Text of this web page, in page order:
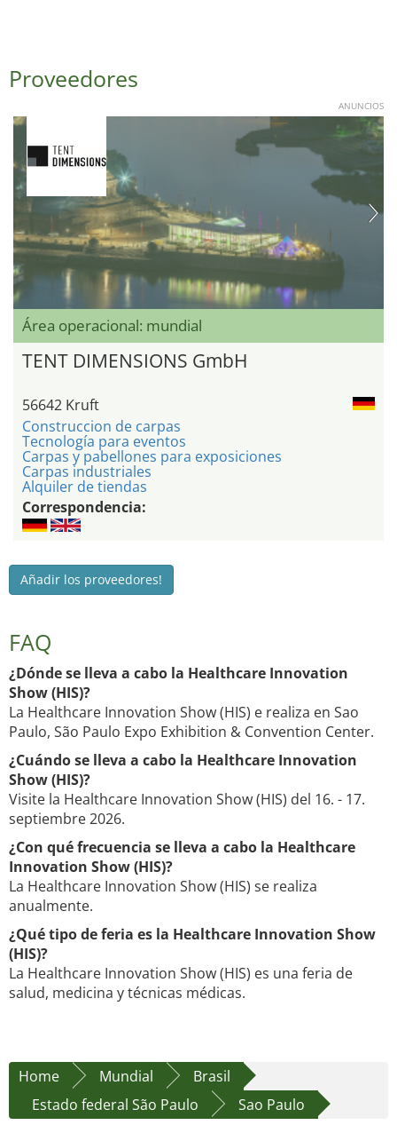
Proveedores
ANUNCIOS
Área operacional: mundial
TENT DIMENSIONS GmbH
56642 Kruft
Construccion de carpas
Tecnología para eventos
Carpas y pabellones para exposiciones
Carpas industriales
Alquiler de tiendas
Correspondencia:
Añadir los proveedores!
FAQ
¿Dónde se lleva a cabo la Healthcare Innovation
Show (HIS)?
La Healthcare Innovation Show (HIS) e realiza en Sao
Paulo, São Paulo Expo Exhibition & Convention Center.
¿Cuándo se lleva a cabo la Healthcare Innovation
Show (HIS)?
Visite la Healthcare Innovation Show (HIS) del 16. - 17.
septiembre 2026.
¿Con qué frecuencia se lleva a cabo la Healthcare
Innovation Show (HIS)?
La Healthcare Innovation Show (HIS) se realiza
anualmente.
¿Qué tipo de feria es la Healthcare Innovation Show
(HIS)?
La Healthcare Innovation Show (HIS) es una feria de
salud, medicina y técnicas médicas.
Home Mundial
Brasil
Estado federal São Paulo
Sao Paulo